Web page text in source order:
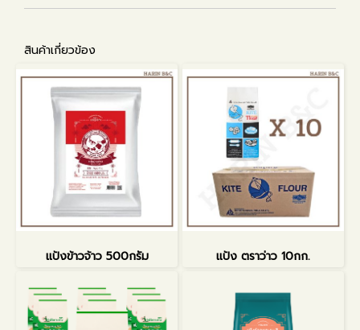
สินค้าเกี่ยวข้อง
แป้งข้าวจ้าว 500กรัม แป้ง ตราว่าว 10กก.